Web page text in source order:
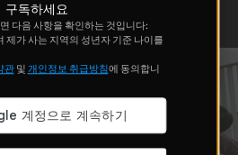
구독하세요
다음 사항을 확인하는 것입니다:
제가 사는 지역의 성년자 기준 나이를
관및 개인정보 취급방침에 동의합니